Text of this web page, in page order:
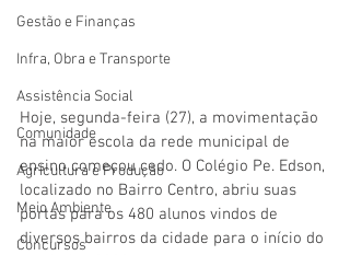
Gestão e Finanças
Infra, Obra e Transporte
Assistência Social
Comunidade
Agricultura e Produção
Meio Ambiente
Concursos
Hoje, segunda-feira (27), a movimentação
na maior escola da rede municipal de
ensino começou cedo. O Colégio Pe. Edson,
localizado no Bairro Centro, abriu suas
portas para os 480 alunos vindos de
diversos bairros da cidade para o início do